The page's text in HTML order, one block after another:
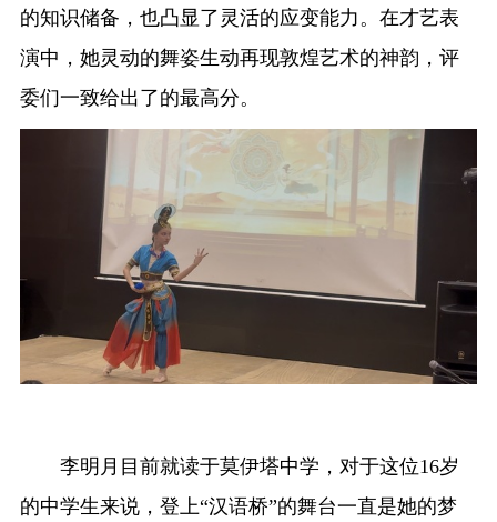
的知识储备，也凸显了灵活的应变能力。在才艺表
演中，她灵动的舞姿生动再现敦煌艺术的神韵，评
委们一致给出了的最高分。
李明月目前就读于莫伊塔中学，对于这位16岁
的中学生来说，登上“汉语桥”的舞台一直是她的梦